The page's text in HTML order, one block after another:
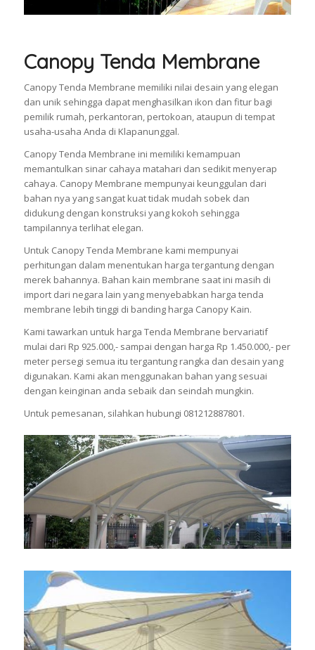
Canopy Tenda Membrane
Canopy Tenda Membrane memiliki nilai desain yang elegan
dan unik sehingga dapat menghasilkan ikon dan fitur bagi
pemilik rumah, perkantoran, pertokoan, ataupun di tempat
usaha-usaha Anda di Klapanunggal.
Canopy Tenda Membrane ini memiliki kemampuan
memantulkan sinar cahaya matahari dan sedikit menyerap
cahaya. Canopy Membrane mempunyai keunggulan dari
bahan nya yang sangat kuat tidak mudah sobek dan
didukung dengan konstruksi yang kokoh sehingga
tampilannya terlihat elegan.
Untuk Canopy Tenda Membrane kami mempunyai
perhitungan dalam menentukan harga tergantung dengan
merek bahannya. Bahan kain membrane saat ini masih di
import dari negara lain yang menyebabkan harga tenda
membrane lebih tinggi di banding harga Canopy Kain.
Kami tawarkan untuk harga Tenda Membrane bervariatif
mulai dari Rp 925.000,- sampai dengan harga Rp 1.450.000,- per
meter persegi semua itu tergantung rangka dan desain yang
digunakan. Kami akan menggunakan bahan yang sesuai
dengan keinginan anda sebaik dan seindah mungkin.
Untuk pemesanan, silahkan hubungi 081212887801.